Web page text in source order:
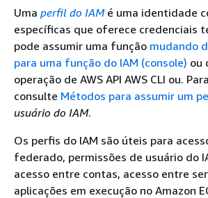
Uma perfil do IAMé uma identidade
específicas que oferece credenciais
pode assumir uma função mudando
para uma função do IAM (console) ou
operação de AWS API AWS CLI ou.
consulte Métodos para assumir um
usuário do IAM.
Os perfis do IAM são úteis para
federado, permissões de usuário do
acesso entre contas, acesso entre
aplicações em execução no Amazon